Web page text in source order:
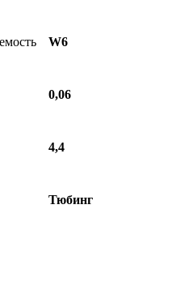
W6
0,06
4,4
Тюбинг